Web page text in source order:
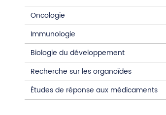
Oncologie
Immunologie
Biologie du développement
Recherche sur les organoïdes
Études de réponse aux médicaments